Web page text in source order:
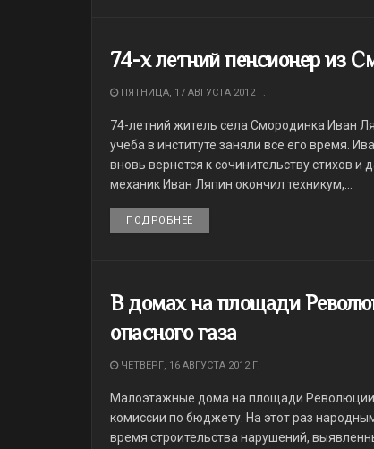
74-х летний пенсионер из
ПЯТНИЦА, 17 АВГУСТА 2012 Г.
74-летний житель села Смородинка Иван
учеба в институте заняли все его время.
вновь вернется к сочинительству стихов
механик Иван Ляпин окончил техникум,...
ПОДРОБНЕЕ
В домах на площади
опасного газа
ЧЕТВЕРГ, 16 АВГУСТА 2012 Г.
Малоэтажные дома на площади Революции
комиссии по бюджету. На этот раз
время строительства нарушений,